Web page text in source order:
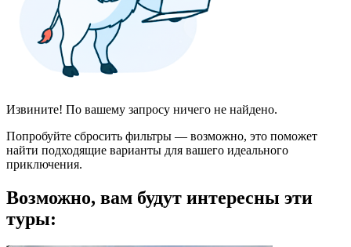
Извините! По вашему запросу ничего не найдено.
Попробуйте сбросить фильтры — возможно, это поможет
найти подходящие варианты для вашего идеального
приключения.
Возможно, вам будут интересны эти
туры: